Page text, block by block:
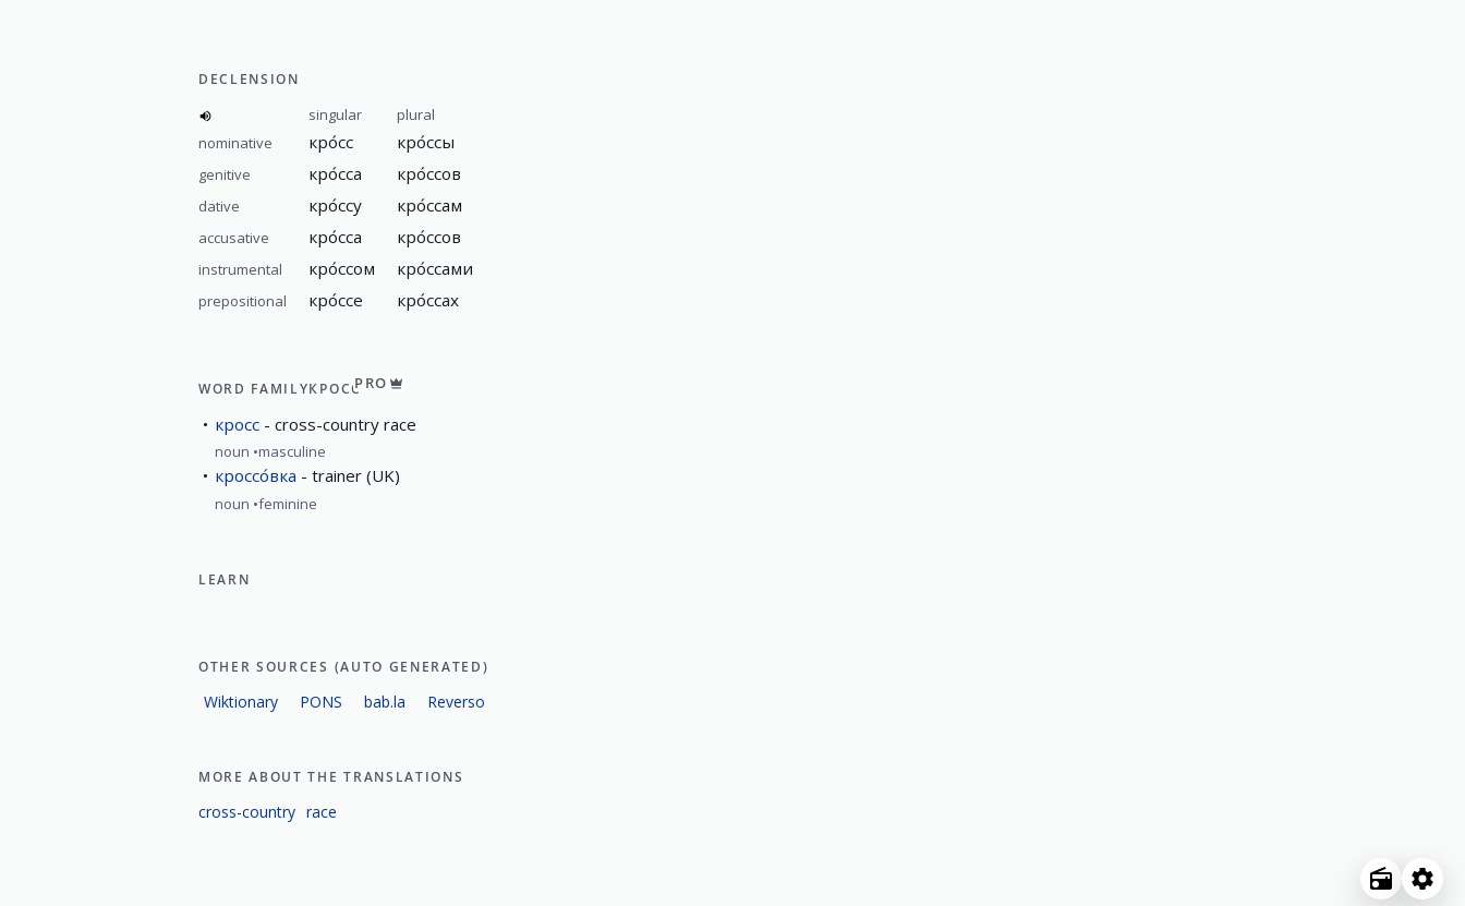
DECLENSION
singular
plural
nominative
кро́сс кро́ссы
genitive кро́сса кро́ссов
dative кро́ссу кро́ссам
accusative кро́сса кро́ссов
instrumental кро́ссом кро́ссами
prepositional кро́ссе кро́ссах
WORD FAMILYКРОССPRO
кросс cross-country race
noun masculine
кроссо́вка trainer (UK)
noun feminine
LEARN
OTHER SOURCES (AUTO GENERATED)
Wiktionary PONS bab.la Reverso
MORE ABOUT THE TRANSLATIONS
cross-country race